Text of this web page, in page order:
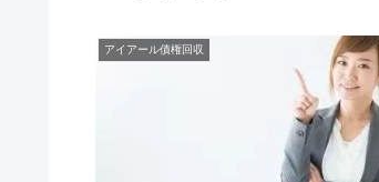
アイアール債権回収